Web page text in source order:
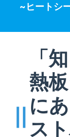
~ヒートシ
「
熱
に
ス